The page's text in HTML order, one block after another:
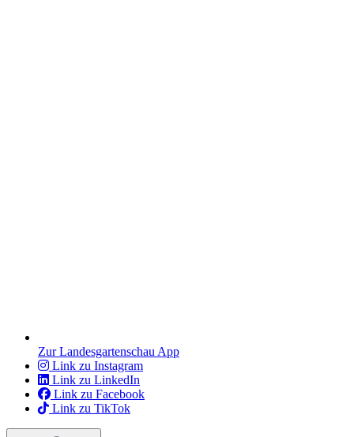
Zur Landesgartenschau App
Link zu Instagram
Link zu LinkedIn
Link zu Facebook
Link zu TikTok